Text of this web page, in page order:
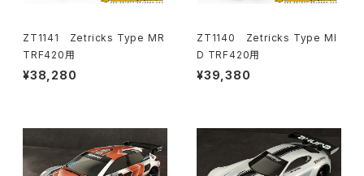
ZT1141 Zetricks Type MR
TRF420用
¥38,280
ZT1140 Zetricks Type MI
D TRF420用
¥39,380